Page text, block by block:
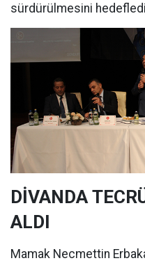
sürdürülmesini
DİVANDA
ALDI
Mamak Necmettin